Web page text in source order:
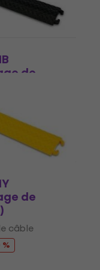
de
câble
de
câble